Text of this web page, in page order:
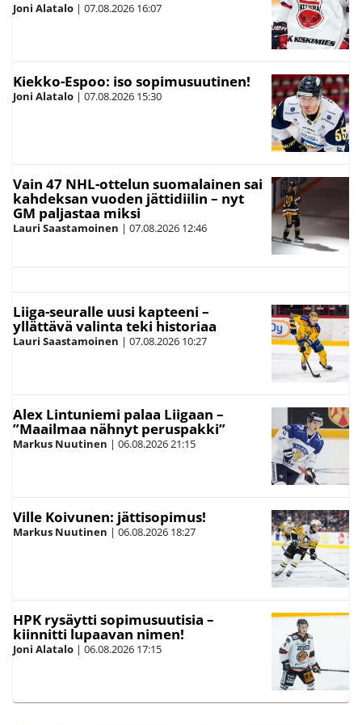
Joni Alatalo | 07.08.2026 16:07
Kiekko-Espoo: iso sopimusuutinen!
Joni Alatalo | 07.08.2026 15:30
Vain 47 NHL-ottelun suomalainen sai
kahdeksan vuoden jättidiilin – nyt
GM paljastaa miksi
Lauri Saastamoinen | 07.08.2026 12:46
Liiga-seuralle uusi kapteeni –
yllättävä valinta teki historiaa
Lauri Saastamoinen | 07.08.2026 10:27
Alex Lintuniemi palaa Liigaan –
”Maailmaa nähnyt peruspakki”
Markus Nuutinen | 06.08.202621:15
Ville Koivunen: jättisopimus!
Markus Nuutinen | 06.08.2026 18:27
HPK rysäytti sopimusuutisia –
kiinnitti lupaavan nimen!
Joni Alatalo | 06.08.2026 17:15